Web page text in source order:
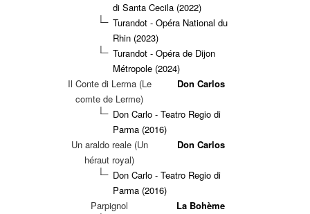
di Santa Cecila (2022)
Turandot - Opéra National du
Rhin (2023)
Turandot - Opéra de Dijon
Métropole (2024)
Il Conte di Lerma (Le
comte de Lerme)
Don Carlos
Don Carlo - Teatro Regio di
Parma (2016)
Un araldo reale (Un
héraut royal)
Don Carlos
Don Carlo - Teatro Regio di
Parma (2016)
Parpignol
La Bohème